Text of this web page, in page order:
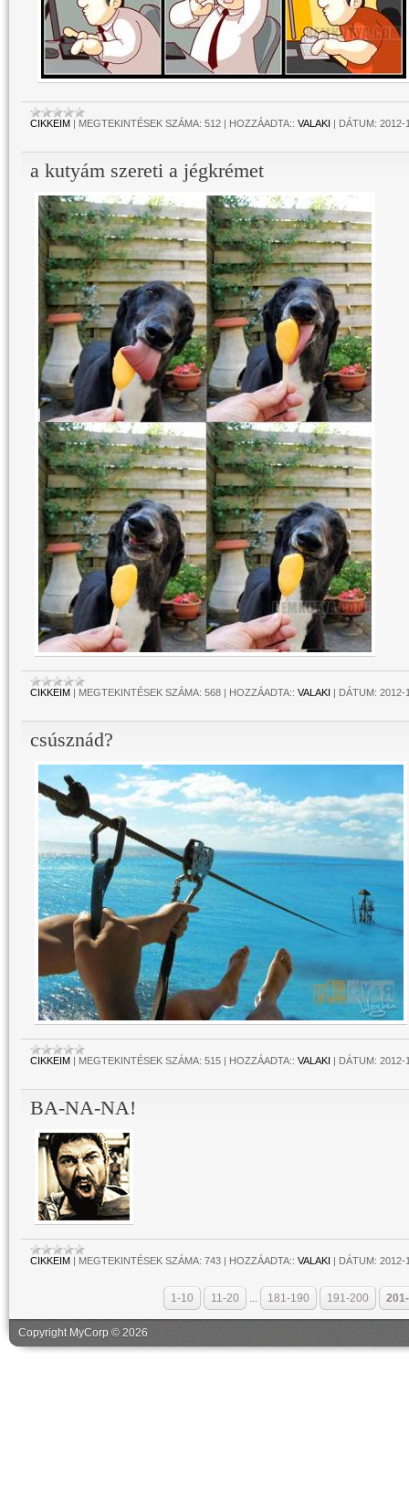
CIKKEIM | MEGTEKINTÉSEK SZÁMA: 512 | HOZZÁADTA:: VALAKI | DÁTUM: 2012-
a kutyám szereti a jégkrémet
CIKKEIM | MEGTEKINTÉSEK SZÁMA: 568 | HOZZÁADTA:: VALAKI | DÁTUM: 2012-
csúsznád?
CIKKEIM | MEGTEKINTÉSEK SZÁMA: 515 | HOZZÁADTA:: VALAKI | DÁTUM: 2012-
BA-NA-NA!
CIKKEIM | MEGTEKINTÉSEK SZÁMA: 743 | HOZZÁADTA:: VALAKI | DÁTUM: 2012-
1-10 11-20 ... 181-190 191-200
Copyright MyCorp © 2026